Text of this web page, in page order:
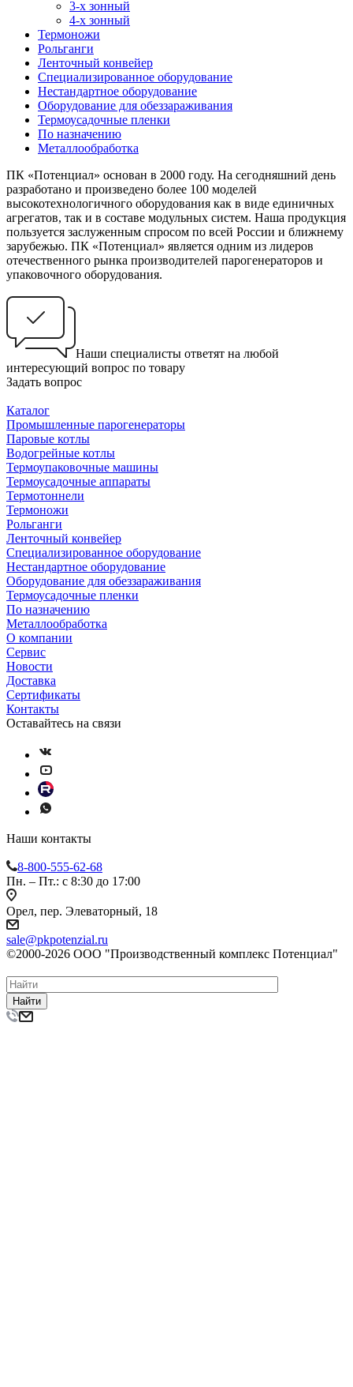
3-х зонный
4-х зонный
Термоножи
Рольганги
Ленточный конвейер
Специализированное оборудование
Нестандартное оборудование
Оборудование для обеззараживания
Термоусадочные пленки
По назначению
Металлообработка
ПК «Потенциал» основан в 2000 году. На сегодняшний день
разработано и произведено более 100 моделей
высокотехнологичного оборудования как в виде единичных
агрегатов, так и в составе модульных систем. Наша продукция
пользуется заслуженным спросом по всей России и ближнему
зарубежью. ПК «Потенциал» является одним из лидеров
отечественного рынка производителей парогенераторов и
упаковочного оборудования.
Наши специалисты ответят на любой
интересующий вопрос по товару
Задать вопрос
Каталог
Промышленные парогенераторы
Паровые котлы
Водогрейные котлы
Термоупаковочные машины
Термоусадочные аппараты
Термотоннели
Термоножи
Рольганги
Ленточный конвейер
Специализированное оборудование
Нестандартное оборудование
Оборудование для обеззараживания
Термоусадочные пленки
По назначению
Металлообработка
О компании
Сервис
Новости
Доставка
Сертификаты
Контакты
Оставайтесь на связи
Наши контакты
8-800-555-62-68
Пн. – Пт.: с 8:30 до 17:00
Орел, пер. Элеваторный, 18
sale@pkpotenzial.ru
©2000-2026 ООО "Производственный комплекс Потенциал"
Найти